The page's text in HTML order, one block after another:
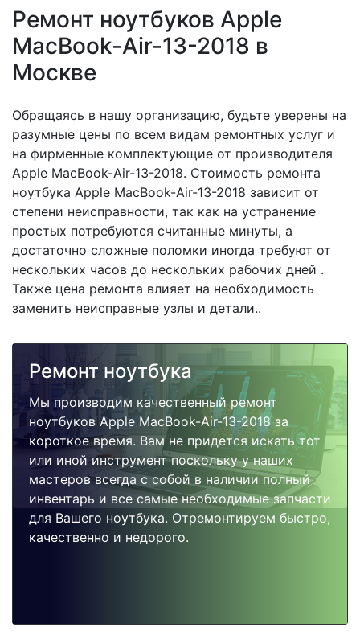
Ремонт ноутбуков Apple
MacBook-Air-13-2018 в
Москве
Обращаясь в нашу организацию, будьте уверены на
разумные цены по всем видам ремонтных услуг и
на фирменные комплектующие от производителя
Apple MacBook-Air-13-2018. Стоимость ремонта
ноутбука Apple MacBook-Air-13-2018 зависит от
степени неисправности, так как на устранение
простых потребуются считанные минуты, а
достаточно сложные поломки иногда требуют от
нескольких часов до нескольких рабочих дней .
Также цена ремонта влияет на необходимость
заменить неисправные узлы и детали..
Ремонт ноутбука
Мы производим качественный ремонт
ноутбуков Apple MacBook-Air-13-2018 за
короткое время. Вам не придется искать тот
или иной инструмент поскольку у наших
мастеров всегда с собой в наличии полный
инвентарь и все самые необходимые запчасти
для Вашего ноутбука. Отремонтируем быстро,
качественно и недорого.